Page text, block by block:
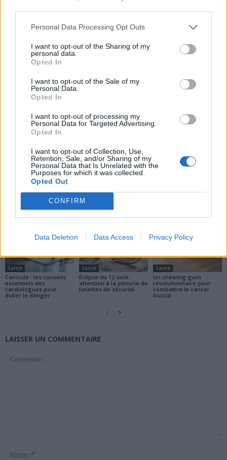
Personal Data Processing Opt Outs
I want to opt-out of the Sharing of my
personal data.
Opted In
I want to opt-out of the Sale of my
Personal Data.
Opted In
I want to opt-out of processing my
Personal Data for Targeted Advertising.
Opted In
I want to opt-out of Collection, Use,
Retention, Sale, and/or Sharing of my
Personal Data that Is Unrelated with the
Purposes for which it was collected.
Opted Out
CONFIRM
Data Deletion Data Access Privacy Policy
Article précédent
signe d’alerte du cancer du
pancréas
le duo avec le calcium pour
news
ARTICLES CONNEXES
Santé
Canicule : les conseils
essentiels des
cardiologues pour
éviter le danger
Santé
Éclipse du 12 août :
attention à la pénurie de
lunettes de sécurité
Santé
Un chewing-gum
révolutionnaire pour
combattre le cancer
buccal
LAISSER UN COMMENTAIRE